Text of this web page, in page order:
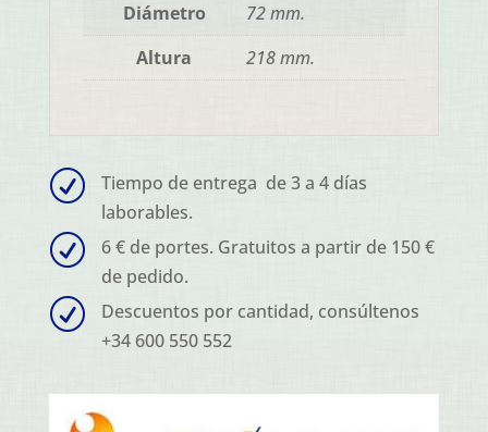
Diámetro
72 mm.
Altura
218 mm.
R
Tiempo de entrega de 3 a 4 días
laborables.
R
6 € de portes. Gratuitos a partir de 150 €
de pedido.
R
Descuentos por cantidad, consúltenos
+34 600 550 552